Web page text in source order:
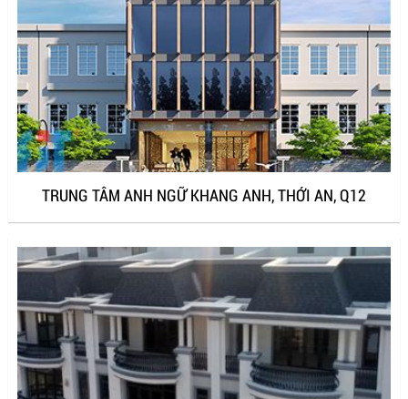
TRUNG TÂM ANH NGỮ KHANG ANH, THỚI AN, Q12